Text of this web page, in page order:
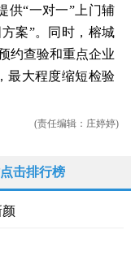
供“一对一”上门辅
案”。同时，榕城
约查验和重点企业
最大程度缩短检验
(责任编辑：庄婷婷)
击排行榜
颜